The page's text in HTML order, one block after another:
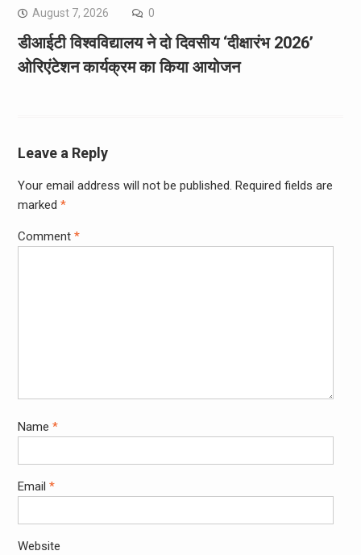
August 7, 2026 0
डीआईटी विश्वविद्यालय ने दो दिवसीय ‘दीक्षारंभ 2026’
ओरिएंटेशन कार्यक्रम का किया आयोजन
Leave a Reply
Your email address will not be published. Required fields are
marked *
Comment *
Name *
Email *
Website